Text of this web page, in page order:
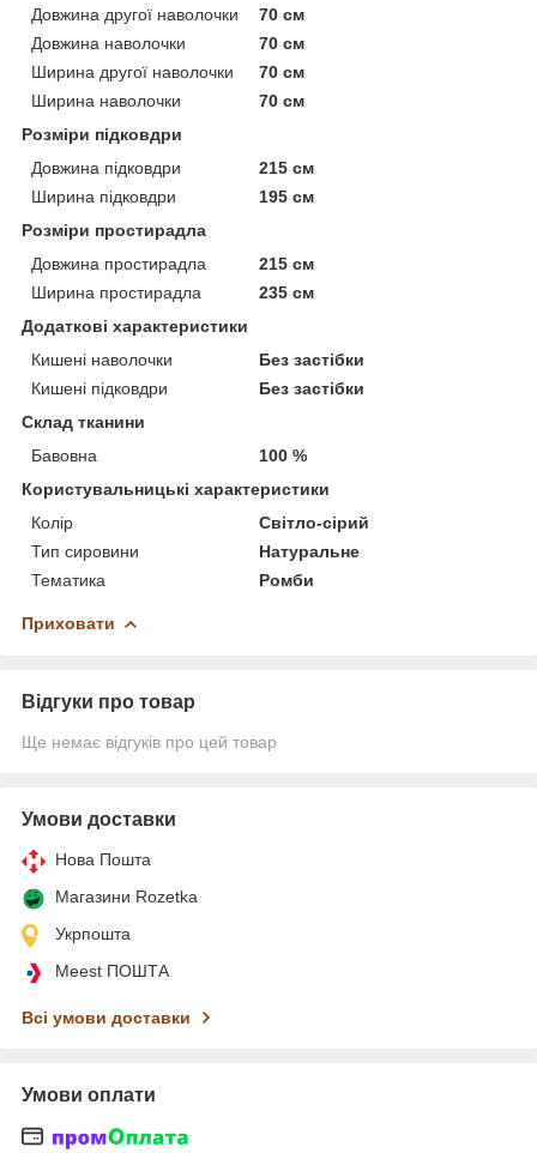
Довжина другої наволочки
70 см
Довжина наволочки
70 см
Ширина другої наволочки
70 см
Ширина наволочки
70 см
Розміри підковдри
Довжина підковдри
215 см
Ширина підковдри
195 см
Розміри простирадла
Довжина простирадла
215 см
Ширина простирадла
235 см
Додаткові характеристики
Кишені наволочки
Без застібки
Кишені підковдри
Без застібки
Склад тканини
Бавовна
100 %
Користувальницькі характеристики
Колір
Світло-сірий
Тип сировини
Натуральне
Тематика
Ромби
Приховати
Відгуки про товар
Ще немає відгуків про цей товар
Умови доставки
Нова Пошта
Магазини Rozetka
Укрпошта
Meest ПОШТА
Всі умови доставки
Умови оплати